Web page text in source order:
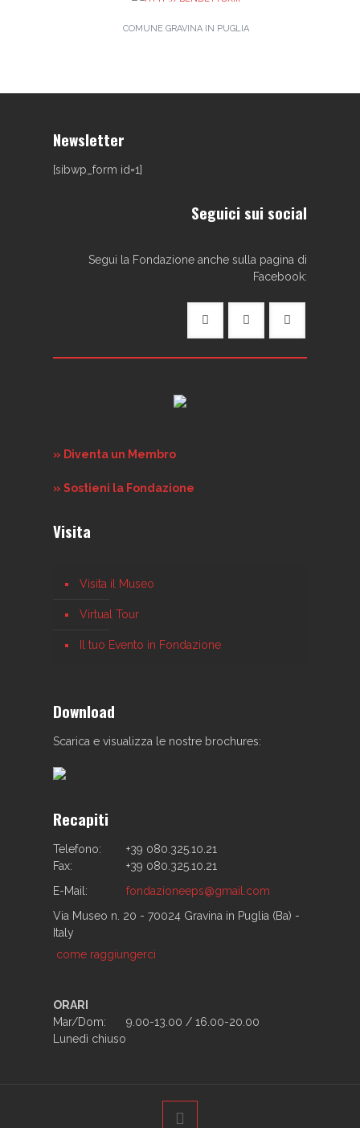
COMUNE GRAVINA IN PUGLIA
Newsletter
[sibwp_form id=1]
Seguici sui social
Segui la Fondazione anche sulla pagina di
Facebook:
» Diventa un Membro
» Sostieni la Fondazione
Visita
Visita il Museo
Virtual Tour
Il tuo Evento in Fondazione
Download
Scarica e visualizza le nostre brochures:
Recapiti
Telefono:
+39 080.325.10.21
Fax:
+39 080.325.10.21
E-Mail:
fondazioneeps@gmail.com
Via Museo n. 20 - 70024 Gravina in Puglia (Ba) -
Italy
come raggiungerci
ORARI
Mar/Dom:
9.00-13.00 / 16.00-20.00
Lunedì chiuso